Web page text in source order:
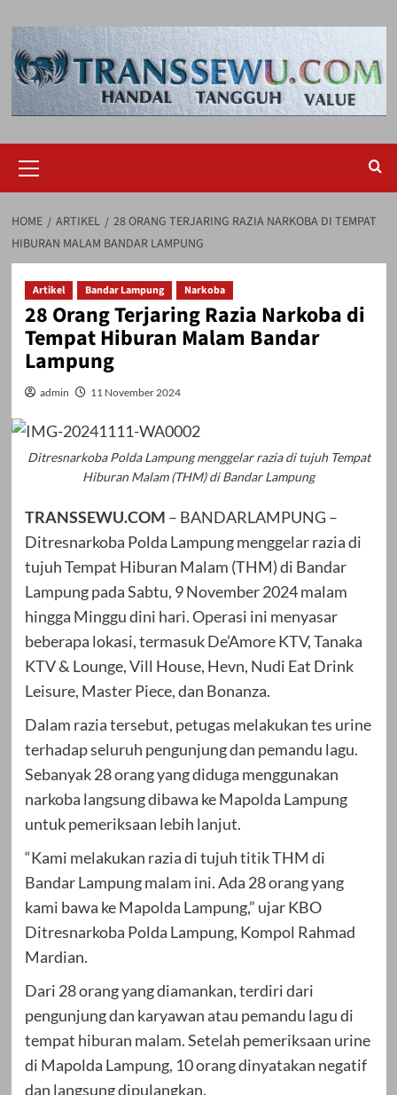
to
content
Menu
HOME ARTIKEL
28 ORANG TERJARING RAZIA NARKOBA DI TEMPAT
HIBURAN MALAM BANDAR LAMPUNG
Artikel Bandar Lampung Narkoba
28 Orang Terjaring Razia Narkoba di
Tempat Hiburan Malam Bandar
Lampung
admin 11 November 2024
Ditresnarkoba Polda Lampung menggelar razia di tujuh Tempat
Hiburan Malam (THM) di Bandar Lampung
TRANSSEWU.COM – BANDARLAMPUNG –
Ditresnarkoba Polda Lampung menggelar razia di
tujuh Tempat Hiburan Malam (THM) di Bandar
Lampung pada Sabtu, 9 November 2024 malam
hingga Minggu dini hari. Operasi ini menyasar
beberapa lokasi, termasuk De’Amore KTV, Tanaka
KTV & Lounge, Vill House, Hevn, Nudi Eat Drink
Leisure, Master Piece, dan Bonanza.
Dalam razia tersebut, petugas melakukan tes urine
terhadap seluruh pengunjung dan pemandu lagu.
Sebanyak 28 orang yang diduga menggunakan
narkoba langsung dibawa ke Mapolda Lampung
untuk pemeriksaan lebih lanjut.
“Kami melakukan razia di tujuh titik THM di
Bandar Lampung malam ini. Ada 28 orang yang
kami bawa ke Mapolda Lampung,” ujar KBO
Ditresnarkoba Polda Lampung, Kompol Rahmad
Mardian.
Dari 28 orang yang diamankan, terdiri dari
pengunjung dan karyawan atau pemandu lagu di
tempat hiburan malam. Setelah pemeriksaan urine
di Mapolda Lampung, 10 orang dinyatakan negatif
dan langsung dipulangkan.